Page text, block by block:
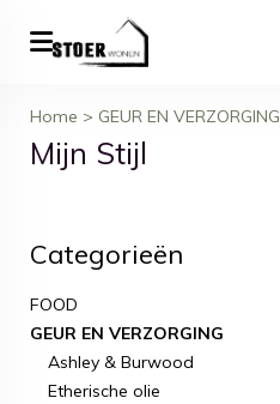
Home > GEUR EN VERZORGING
Mijn Stijl
Categorieën
FOOD
GEUR EN VERZORGING
Ashley & Burwood
Etherische olie